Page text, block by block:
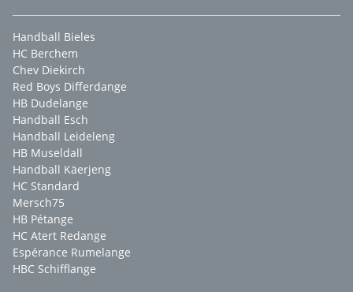
Handball Bieles
HC Berchem
Chev Diekirch
Red Boys Differdange
HB Dudelange
Handball Esch
Handball Leideleng
HB Museldall
Handball Käerjeng
HC Standard
Mersch75
HB Pétange
HC Atert Redange
Espérance Rumelange
HBC Schifflange